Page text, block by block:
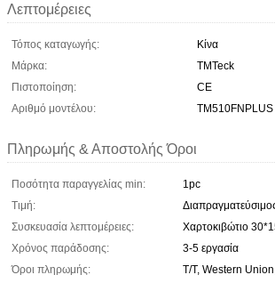
Λεπτομέρειες
Τόπος καταγωγής:
Κίνα
Μάρκα:
TMTeck
Πιστοποίηση:
CE
Αριθμό μοντέλου:
TM510FNPLUS
Πληρωμής & Αποστολής Όροι
Ποσότητα παραγγελίας min:
1pc
Τιμή:
Συσκευασία λεπτομέρειες:
Χαρτοκιβώτιο
Χρόνος παράδοσης:
3-5 εργασία
Όροι πληρωμής:
T/T, Western